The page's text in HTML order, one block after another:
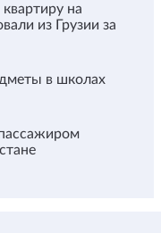
на
из Грузии за
в школах